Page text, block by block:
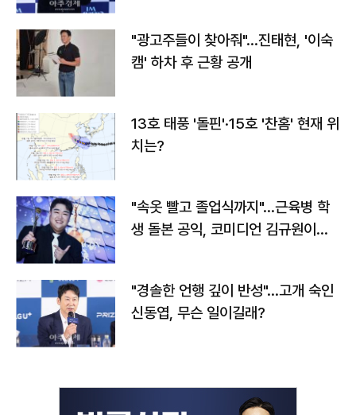
"광고주들이 찾아줘"…진태현, '이숙
캠' 하차 후 근황 공개
13호 태풍 '돌핀'·15호 '찬홈' 현재 위
치는?
"속옷 빨고 졸업식까지"…근육병 학
생 돌본 공익, 코미디언 김규원이었
"경솔한 언행 깊이 반성"…고개 숙인
신동엽, 무슨 일이길래?